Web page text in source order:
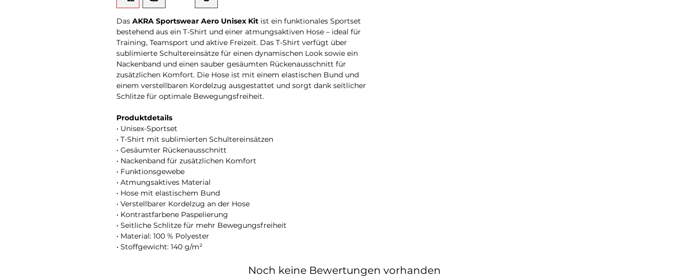
Das AKRA Sportswear Aero Unisex Kit ist ein funktionales Sportset
bestehend aus ein T-Shirt und einer atmungsaktiven Hose – ideal für
Training, Teamsport und aktive Freizeit. Das T-Shirt verfügt über
sublimierte Schultereinsätze für einen dynamischen Look sowie ein
Nackenband und einen sauber gesäumten Rückenausschnitt für
zusätzlichen Komfort. Die Hose ist mit einem elastischen Bund und
einem verstellbaren Kordelzug ausgestattet und sorgt dank seitlicher
Schlitze für optimale Bewegungsfreiheit.
Produktdetails
• Unisex-Sportset
• T-Shirt mit sublimierten Schultereinsätzen
• Gesäumter Rückenausschnitt
• Nackenband für zusätzlichen Komfort
• Funktionsgewebe
• Atmungsaktives Material
• Hose mit elastischem Bund
• Verstellbarer Kordelzug an der Hose
• Kontrastfarbene Paspelierung
• Seitliche Schlitze für mehr Bewegungsfreiheit
• Material: 100 % Polyester
• Stoffgewicht: 140 g/m²
Noch keine Bewertungen vorhanden